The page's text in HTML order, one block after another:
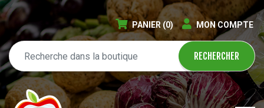
PANIER (0) MON COMPTE